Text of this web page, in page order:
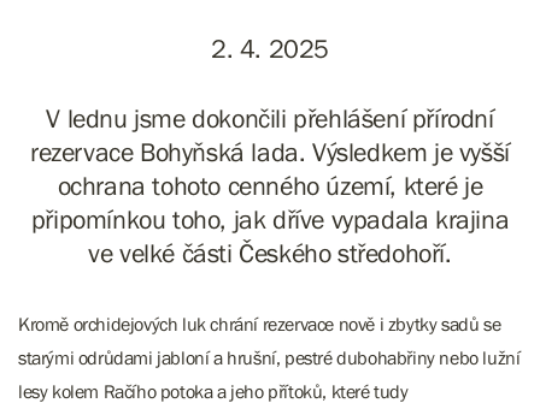
2. 4. 2025
V lednu jsme dokončili přehlášení přírodní
rezervace Bohyňská lada. Výsledkem je vyšší
ochrana tohoto cenného území, které je
připomínkou toho, jak dříve vypadala krajina
ve velké části Českého středohoří.
Kromě orchidejových luk chrání rezervace nově i zbytky sadů se
starými odrůdami jabloní a hrušní, pestré dubohabřiny nebo lužní
lesy kolem Račího potoka a jeho přítoků, které tudy